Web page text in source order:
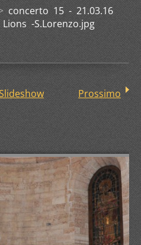
concerto 15 - 21.03.16
-S.Lorenzo.jpg
Prossimo